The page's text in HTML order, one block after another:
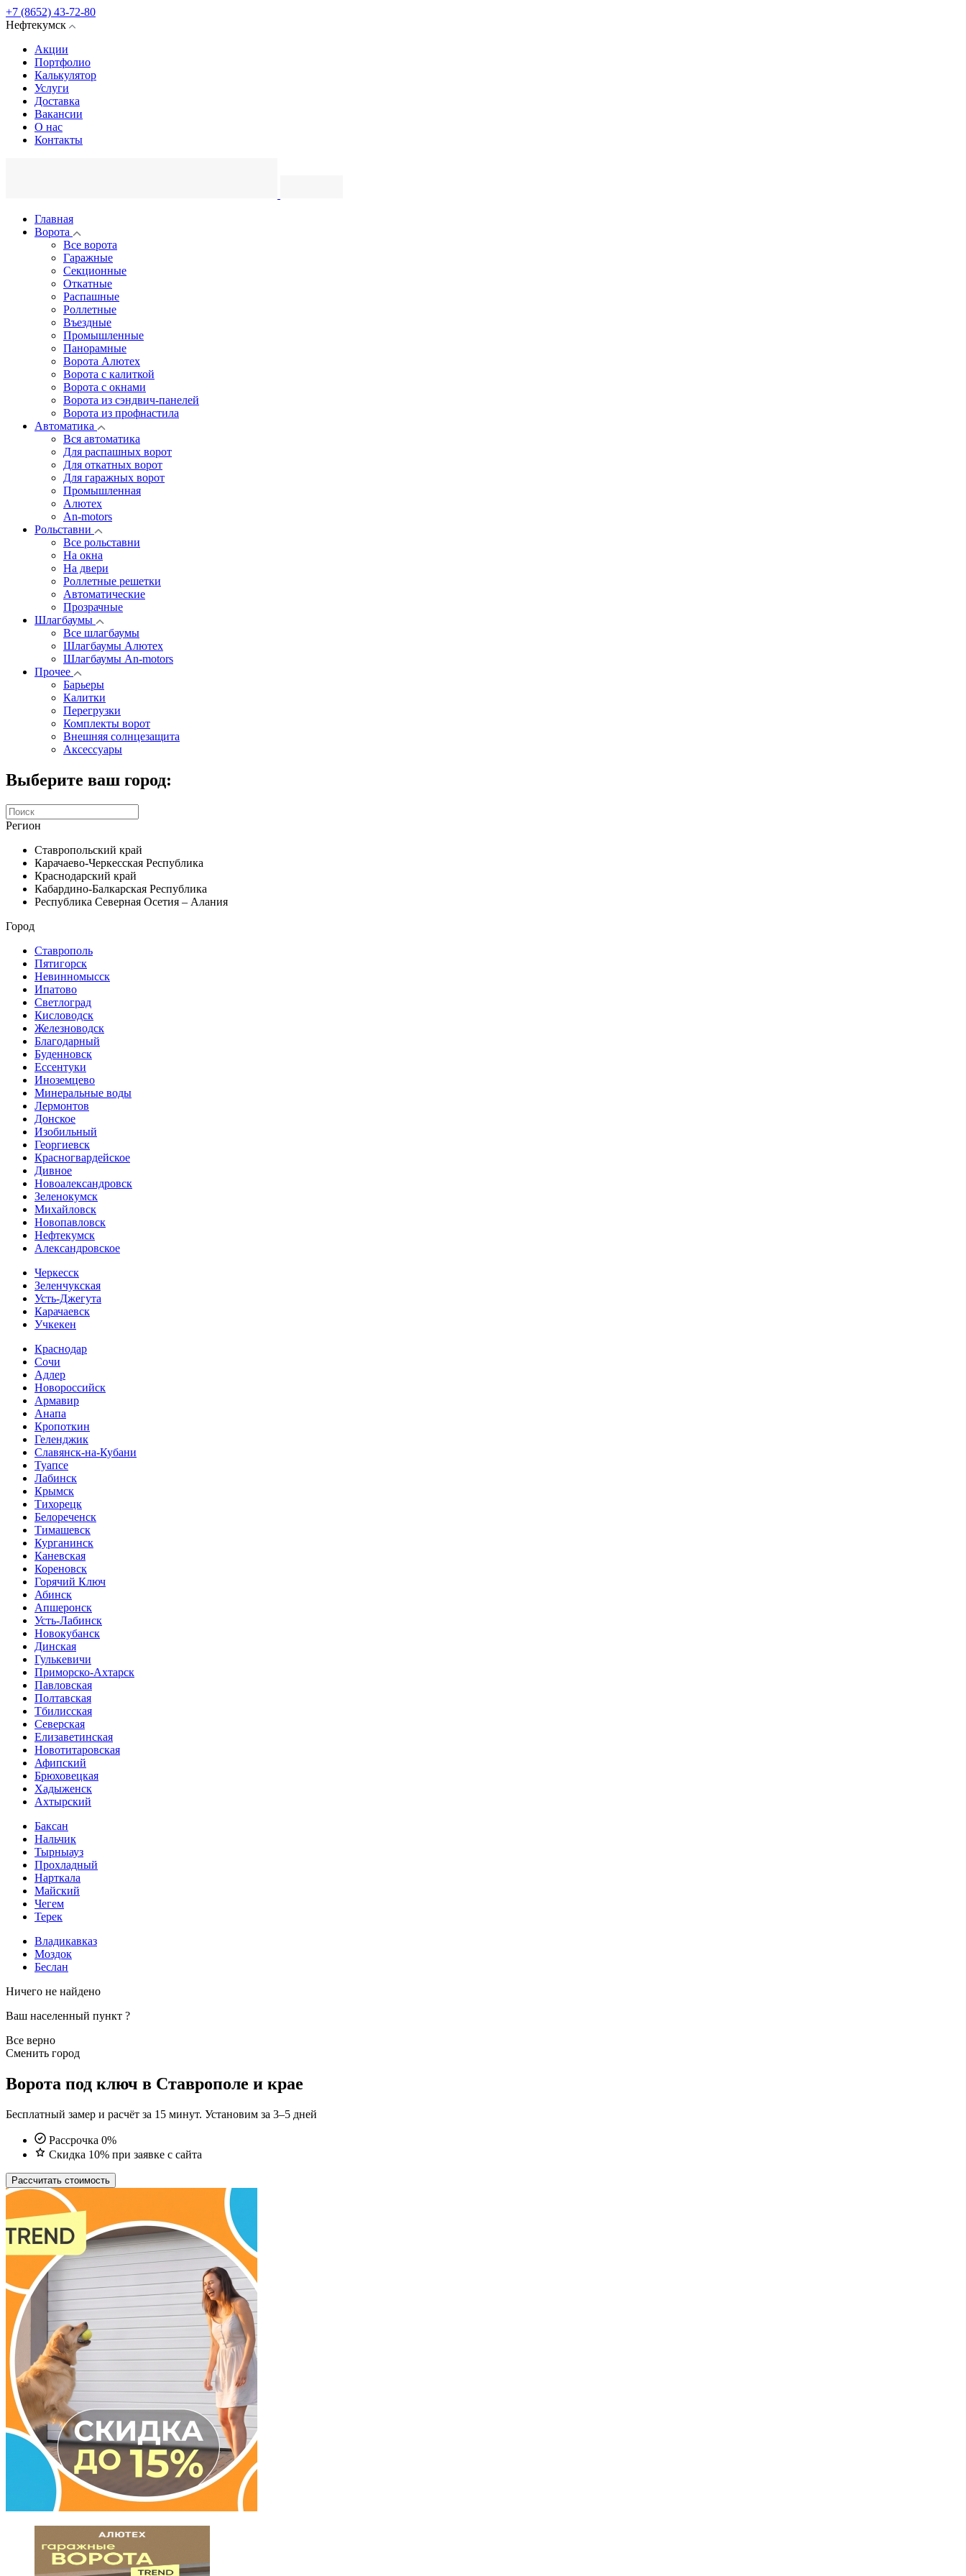
+7 (8652) 43-72-80
Нефтекумск
Акции
Портфолио
Калькулятор
Услуги
Доставка
Вакансии
О нас
Контакты
Главная
Ворота
Все ворота
Гаражные
Секционные
Откатные
Распашные
Роллетные
Въездные
Промышленные
Панорамные
Ворота Алютех
Ворота с калиткой
Ворота c окнами
Ворота из сэндвич-панелей
Ворота из профнастила
Автоматика
Вся автоматика
Для распашных ворот
Для откатных ворот
Для гаражных ворот
Промышленная
Алютех
An-motors
Рольставни
Все рольставни
На окна
На двери
Роллетные решетки
Автоматические
Прозрачные
Шлагбаумы
Все шлагбаумы
Шлагбаумы Алютех
Шлагбаумы An-motors
Прочее
Барьеры
Калитки
Перегрузки
Комплекты ворот
Внешняя солнцезащита
Аксессуары
Выберите ваш город:
Регион
Ставропольский край
Карачаево-Черкесская Республика
Краснодарский край
Кабардино-Балкарская Республика
Республика Северная Осетия – Алания
Город
Ставрополь
Пятигорск
Невинномысск
Ипатово
Светлоград
Кисловодск
Железноводск
Благодарный
Буденновск
Ессентуки
Иноземцево
Минеральные воды
Лермонтов
Донское
Изобильный
Георгиевск
Красногвардейское
Дивное
Новоалександровск
Зеленокумск
Михайловск
Новопавловск
Нефтекумск
Александровское
Черкесск
Зеленчукская
Усть-Джегута
Карачаевск
Учкекен
Краснодар
Сочи
Адлер
Новороссийск
Армавир
Анапа
Кропоткин
Геленджик
Славянск-на-Кубани
Туапсе
Лабинск
Крымск
Тихорецк
Белореченск
Тимашевск
Курганинск
Каневская
Кореновск
Горячий Ключ
Абинск
Апшеронск
Усть-Лабинск
Новокубанск
Динская
Гулькевичи
Приморско-Ахтарск
Павловская
Полтавская
Тбилисская
Северская
Елизаветинская
Новотитаровская
Афипский
Брюховецкая
Хадыженск
Ахтырский
Баксан
Нальчик
Тырныауз
Прохладный
Нарткала
Майский
Чегем
Терек
Владикавказ
Моздок
Беслан
Ничего не найдено
Ваш населенный пункт ?
Все верно
Сменить город
Ворота под ключ в Ставрополе и крае
Бесплатный замер и расчёт за 15 минут. Установим за 3–5 дней
Рассрочка 0%
Скидка 10% при заявке с сайта
Рассчитать стоимость